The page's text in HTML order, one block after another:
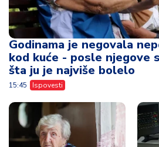
Godinama je negovala
kod kuće - posle njegove
šta ju je najviše bolelo
15:45 Ispovesti